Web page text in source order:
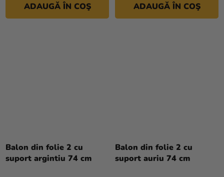
ADAUGĂ ÎN COŞ ADAUGĂ ÎN COŞ
Balon din folie 2 cu
suport argintiu 74 cm
Balon din folie 2 cu
suport auriu 74 cm